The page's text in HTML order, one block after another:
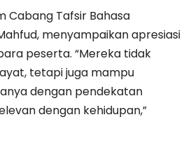
Cabang Tafsir Bahasa
menyampaikan apresiasi
peserta. “Mereka tidak
tetapi juga mampu
dengan pendekatan
dengan kehidupan,”